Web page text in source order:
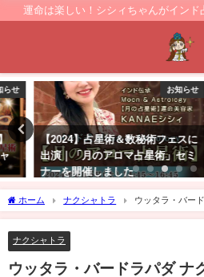
運命は楽しい！シシィちゃんがイン
お知らせ
【2024】占星術＆数秘術フェスに
出演｜「月のアロマ占星術」セミ
ナーを開催しました
｜
ル
ホーム ナクシャトラ
ウッタラ・バー
徴・神話をインド占星術で解説【Purva
ナクシャトラ
ウッタラ・バードラパダ ナ